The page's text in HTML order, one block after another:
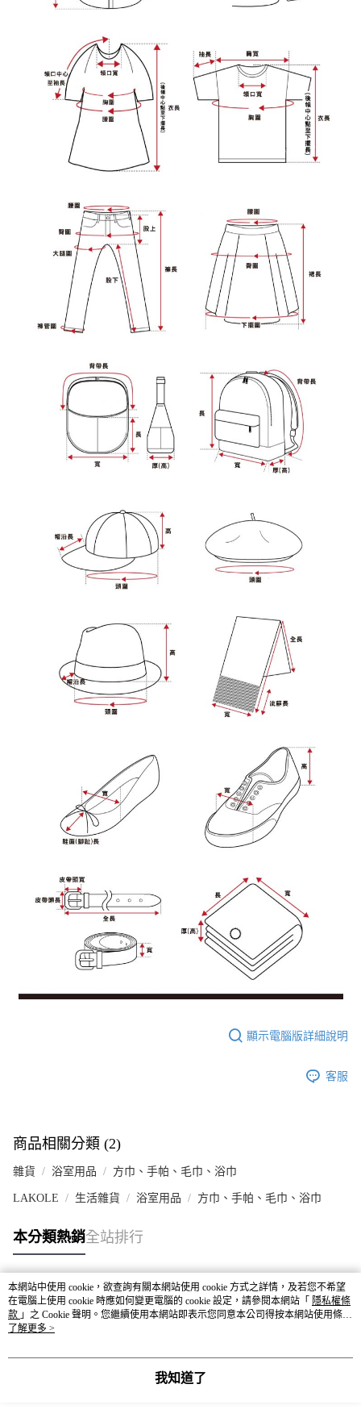
顯示電腦版詳細說明
客服
商品相關分類 (2)
雜貨 浴室用品 方巾、手帕、毛巾、浴巾
LAKOLE 生活雜貨 浴室用品 方巾、手帕、毛巾、浴巾
本分類熱銷全站排行
熱門標籤
本網站中使用 cookie，欲查詢有關本網站使用 cookie 方式之詳情，及若您不希望
在電腦上使用 cookie 時應如何變更電腦的 cookie 設定，請參閱本網站「 隱私權條
款 」之 Cookie 聲明。您繼續使用本網站即表示您同意本公司得按本網站使用條款
之 Cookie 聲明使用 cookie。
了解更多 >
我知道了